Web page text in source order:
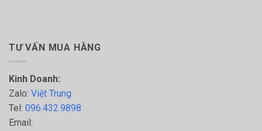
TƯ VẤN MUA HÀNG
Kinh Doanh:
Zalo: Việt Trung
Tel: 096.432.9898
Email: